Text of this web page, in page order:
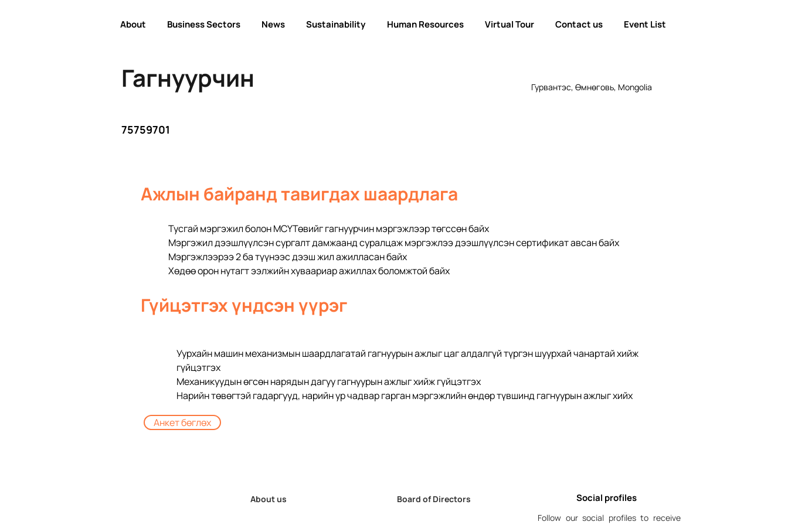
About Business Sectors News Sustainability Human Resources Virtual Tour Contact us Event List
Гагнуурчин Гурвантэс, Өмнөговь, Mongolia
75759701
Ажлын байранд тавигдах шаардлага
Тусгай мэргэжил болон МСҮТөвийг гагнуурчин мэргэжлээр төгссөн байх
Мэргэжил дээшлүүлсэн сургалт дамжаанд суралцаж мэргэжлээ дээшлүүлсэн сертификат авсан байх
Мэргэжлээрээ 2 ба түүнээс дээш жил ажилласан байх
Хөдөө орон нутагт ээлжийн хуваариар ажиллах боломжтой байх
Гүйцэтгэх үндсэн үүрэг
Уурхайн машин механизмын шаардлагатай гагнуурын ажлыг цаг алдалгүй түргэн шуурхай чанартай хийж
гүйцэтгэх
Механикуудын өгсөн нарядын дагуу гагнуурын ажлыг хийж гүйцэтгэх
Нарийн төвөгтэй гадаргууд, нарийн ур чадвар гарган мэргэжлийн өндөр түвшинд гагнуурын ажлыг хийх
Анкет бөглөх
About us Board of Directors Social profiles
Follow our social profiles to receive